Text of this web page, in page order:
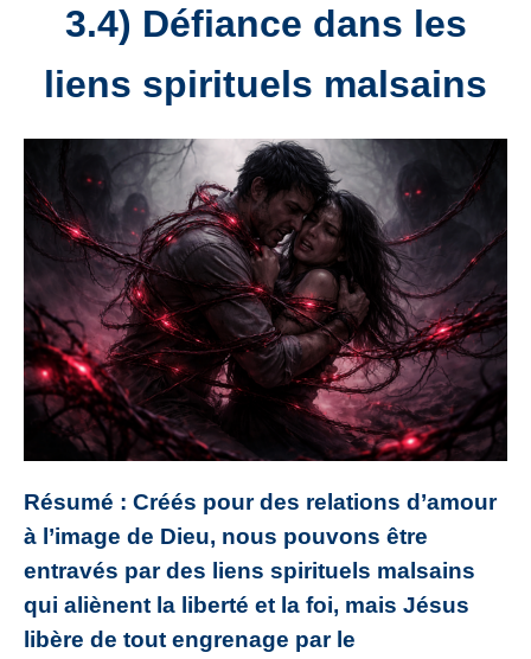
3.4) Défiance dans les
liens spirituels malsains
Résumé : Créés pour des relations d’amour
à l’image de Dieu, nous pouvons être
entravés par des liens spirituels malsains
qui aliènent la liberté et la foi, mais Jésus
libère de tout engrenage par le